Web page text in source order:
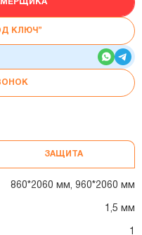
КЛЮЧ”
ЗАЩИТА
860*2060 мм, 960*2060 мм
1,5 мм
1